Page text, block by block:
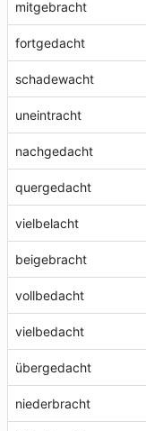
mitgebracht
fortgedacht
schadewacht
uneintracht
nachgedacht
quergedacht
vielbelacht
beigebracht
vollbedacht
vielbedacht
übergedacht
niederbracht